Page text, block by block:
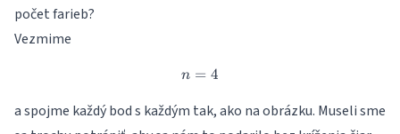
počet farieb?
Vezmime
n=4
n = 4
a spojme každý bod s každým tak, ako na obrázku. Museli sme